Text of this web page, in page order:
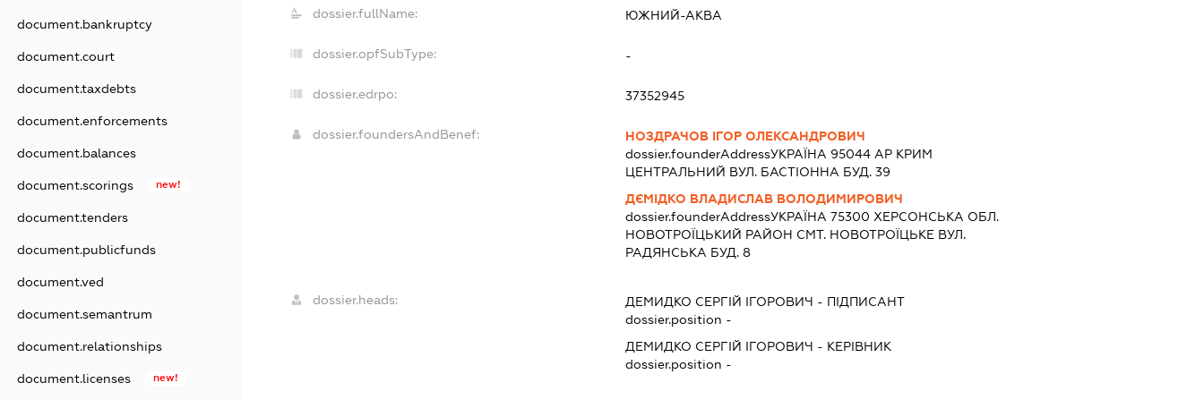
document.bankruptcy
document.court
document.taxdebts
document.enforcements
document.balances
document.scorings new!
document.tenders
document.publicfunds
document.ved
document.semantrum
document.relationships
document.licenses new!
dossier.fullName: ЮЖНИЙ-АКВА
dossier.opfSubType: -
dossier.edrpo: 37352945
dossier.foundersAndBenef:
НОЗДРАЧОВ ІГОР ОЛЕКСАНДРОВИЧ
dossier.founderAddressУКРАЇНА 95044 АР КРИМ
ЦЕНТРАЛЬНИЙ ВУЛ. БАСТІОННА БУД. 39
ДЄМІДКО ВЛАДИСЛАВ ВОЛОДИМИРОВИЧ
dossier.founderAddressУКРАЇНА 75300 ХЕРСОНСЬКА ОБЛ.
НОВОТРОЇЦЬКИЙ РАЙОН СМТ. НОВОТРОЇЦЬКЕ ВУЛ.
РАДЯНСЬКА БУД. 8
dossier.heads: ДЕМИДКО СЕРГІЙ ІГОРОВИЧ - ПІДПИСАНТ
dossier.position -
ДЕМИДКО СЕРГІЙ ІГОРОВИЧ - КЕРІВНИК
dossier.position -